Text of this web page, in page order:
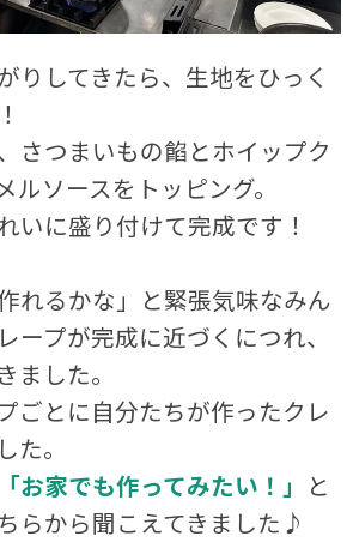
りしてきたら、生地をひっく
さつまいもの餡とホイップク
ルソースをトッピング。
いに盛り付けて完成です！
れるかな」と緊張気味なみん
ープが完成に近づくにつれ、
ました。
ごとに自分たちが作ったクレ
た。
お家でも作ってみたい！」 と
らから聞こえてきました♪